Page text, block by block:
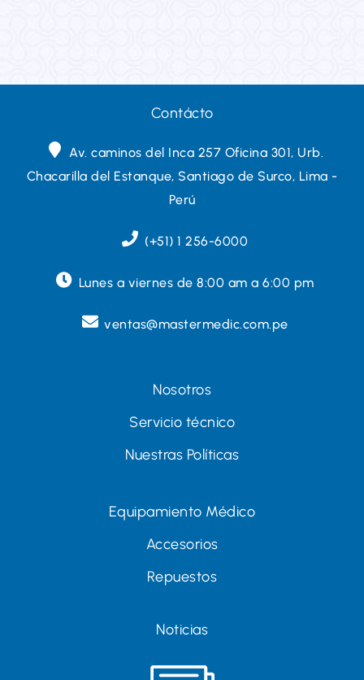
problemas con las alergias, especialmente
porque tenemos mascotas en casa. Le cuesta
dormir bien por las noches. Usar el
hace ruidos y protege a mi hijo de sus
Sara Wafe
problemas con las alergias, especialmente
porque tenemos mascotas en casa. Le cuesta
dormir bien por las noches. Usar el
purificador Ludga es un total alivio para mí, no
alergias. Es lo mejor".
Contácto
Av. caminos del Inca 257 Oficina 301, Urb.
Chacarilla del Estanque, Santiago de Surco, Lima -
Perú
(+51) 1 256-6000
Lunes a viernes de 8:00 am a 6:00 pm
ventas@mastermedic.com.pe
Nosotros
Servicio técnico
Nuestras Políticas
Equipamiento Médico
Accesorios
Repuestos
Noticias